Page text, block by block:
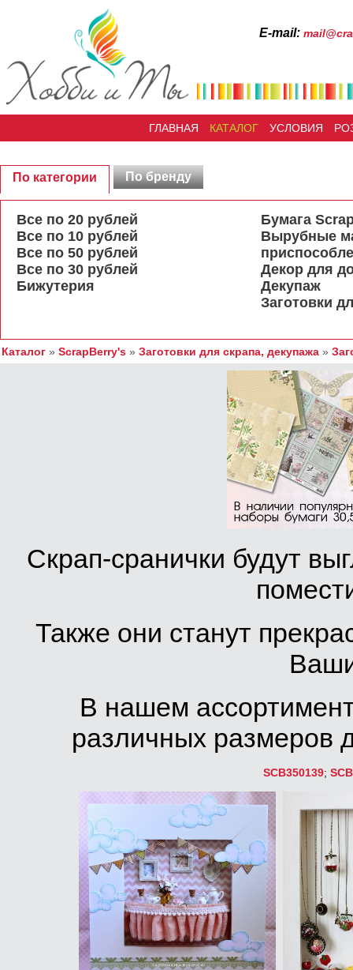
Е-mail:
ГЛАВНАЯ КАТАЛОГ УСЛОВИЯ
По категории По бренду
Все по 20 рублей
Все по 10 рублей
Все по 50 рублей
Все по 30 рублей
Бижутерия
Бумага
Вырубные
Декор для
Декупаж
Заготовки
Каталог » ScrapBerry's » Заготовки для скрапа, декупажа »
Скрап-сранички будут
Также они станут
В нашем
различных размеров
SCB350139;